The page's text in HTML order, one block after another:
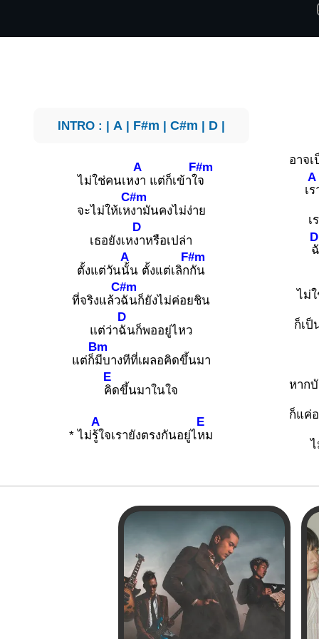
INTRO : | A | F#m | C#m | D|
ไม่ใช่คนเห
A
งา แต่ก็เข้าใ
F#m
จ
จะไม่ให้เห
C#m
งามันคงไม่ง่าย
เธอยังเห
D
งาหรือเปล่า
ตั้งแต่วัน
A
นั้น ตั้งแต่เลิก
F#m
กัน
ที่จริงแล้ว
C#m
ฉันก็ยังไม่ค่อยชิน
แต่ว่า
D
ฉันก็พออยู่ไหว
แต่ก็
Bm
มีบางทีที่เผลอคิดขึ้นมา
E
คิดขึ้นมาในใจ
* ไม่
A
รู้ใจเรายังตรงกันอยู่ไ
E
หม
อาจเ
เ
A
ร
เ
D
ไม่
ก็เป็
หากบั
ก็แค่